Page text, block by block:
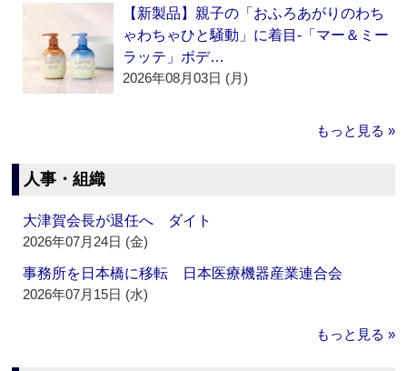
【新製品】親子の「おふろあがりのわち
ゃわちゃひと騒動」に着目‐「マー＆ミー
ラッテ」ボデ…
2026年08月03日 (月)
もっと見る »
人事・組織
大津賀会長が退任へ ダイト
2026年07月24日 (金)
事務所を日本橋に移転 日本医療機器産業連合会
2026年07月15日 (水)
もっと見る »